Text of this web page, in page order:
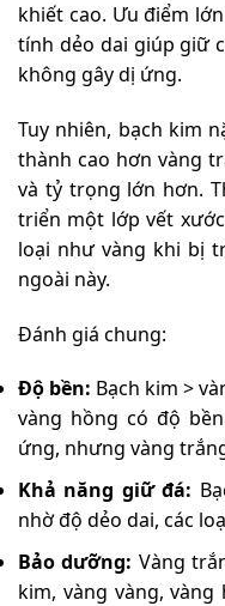
khiết cao. Ưu điểm
tính dẻo dai giúp giữ
không gây dị ứng.
Tuy nhiên, bạch kim
thành cao hơn vàng
và tỷ trọng lớn hơn.
triển một lớp vết
loại như vàng khi bị
ngoài này.
Đánh giá chung:
Độ bền: Bạch kim >
vàng hồng có độ
ứng, nhưng vàng
Khả năng giữ đá:
nhờ độ dẻo dai, các
Bảo dưỡng: Vàng
kim, vàng vàng,